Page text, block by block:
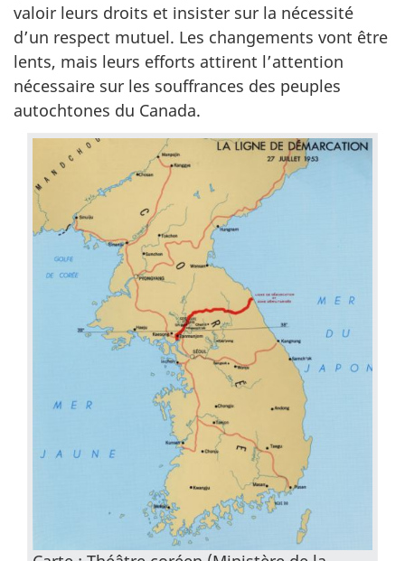
valoir leurs droits et insister sur la nécessité
d’un respect mutuel. Les changements vont être
lents, mais leurs efforts attirent l’attention
nécessaire sur les souffrances des peuples
autochtones du Canada.